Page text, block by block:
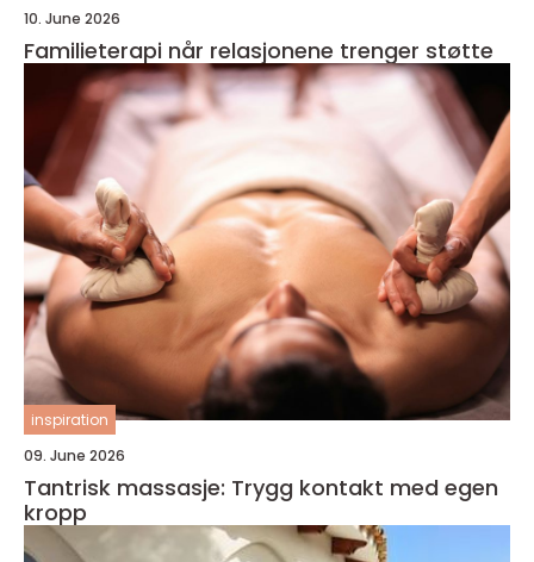
10. June 2026
Familieterapi når relasjonene trenger støtte
inspiration
09. June 2026
Tantrisk massasje: Trygg kontakt med egen
kropp